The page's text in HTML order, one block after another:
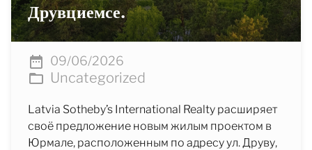
Друвциемсе.
09/06/2026
Uncategorized
Latvia Sotheby’s International Realty расширяет
своё предложение новым жилым проектом в
Юрмале, расположенным по адресу ул. Друву,